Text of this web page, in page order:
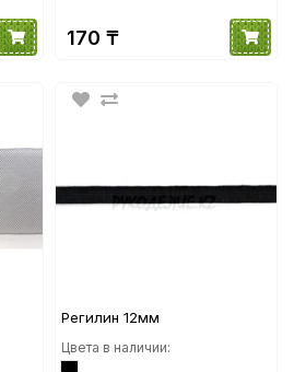
170 ₸
Регилин 12мм
Цвета в наличии: